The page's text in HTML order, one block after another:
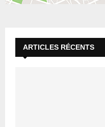
ARTICLES RÉCENTS